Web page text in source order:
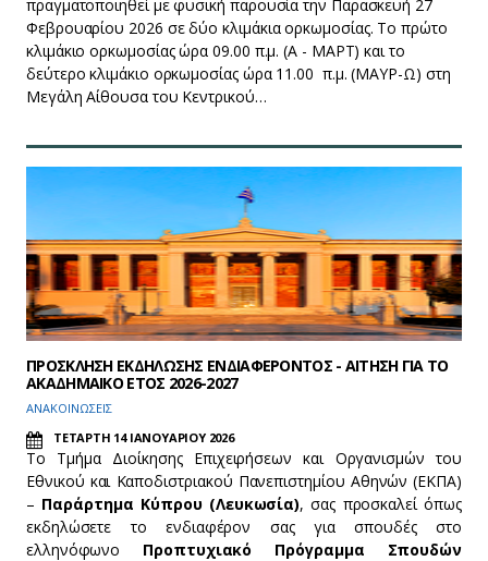
πραγματοποιηθεί με φυσική παρουσία την Παρασκευή 27
Φεβρουαρίου 2026 σε δύο κλιμάκια ορκωμοσίας. Το πρώτο
κλιμάκιο ορκωμοσίας ώρα 09.00 π.μ. (Α - ΜΑΡΤ) και το
δεύτερο κλιμάκιο ορκωμοσίας ώρα 11.00 π.μ. (ΜΑΥΡ-Ω) στη
Μεγάλη Αίθουσα του Κεντρικού…
ΠΡΟΣΚΛΗΣΗ ΕΚΔΗΛΩΣΗΣ ΕΝΔΙΑΦΕΡΟΝΤΟΣ - ΑΙΤΗΣΗ ΓΙΑ ΤΟ
ΑΚΑΔΗΜΑΙΚΟ ΕΤΟΣ 2026-2027
ΑΝΑΚΟΙΝΩΣΕΙΣ
ΤΕΤΑΡΤΗ 14 ΙΑΝΟΥΑΡΙΟΥ 2026
Το Τμήμα Διοίκησης Επιχειρήσεων και Οργανισμών του
Εθνικού και Καποδιστριακού Πανεπιστημίου Αθηνών (ΕΚΠΑ)
– Παράρτημα Κύπρου (Λευκωσία), σας προσκαλεί όπως
εκδηλώσετε το ενδιαφέρον σας για σπουδές στο
ελληνόφωνο Προπτυχιακό Πρόγραμμα Σπουδών